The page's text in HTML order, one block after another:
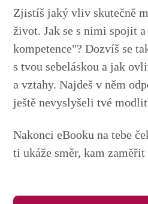
Zjistíš jaký vliv skutečně
život. Jak se s nimi spojit
kompetence"? Dozvíš se
s tvou sebeláskou a jak
a vztahy. Najdeš v něm
ještě nevyslyšeli tvé
Nakonci eBooku na tebe
ti ukáže směr, kam zaměřit